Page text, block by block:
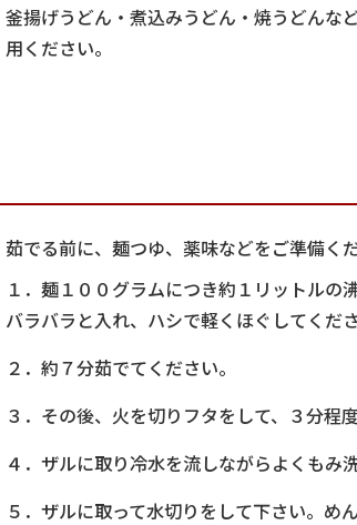
釜揚げうどん・煮込みうどん・焼うどんな
用ください。
茹でる前に、麺つゆ、薬味などをご準備く
１．麺１００グラムにつき約１リットルの
バラバラと入れ、ハシで軽くほぐしてくださ
２．約７分茹でてください。
３．その後、火を切りフタをして、３分程
４．ザルに取り冷水を流しながらよくもみ
５．ザルに取って水切りをして下さい。め